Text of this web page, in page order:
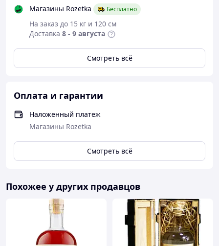
Магазины Rozetka Бесплатно
На заказ до 15 кг и 120 см
Доставка 8 - 9 августа
Смотреть всё
Оплата и гарантии
Наложенный платеж
Магазины Rozetka
Смотреть всё
Похожее у других продавцов